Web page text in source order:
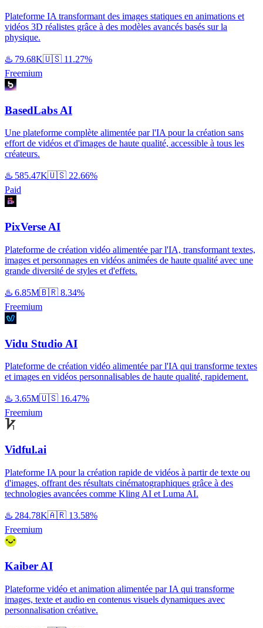
Plateforme IA transformant des images statiques en animations et
vidéos 3D réalistes grâce à des modèles avancés basés sur la
physique.
♨️ 79.68K🇺🇸 11.27%
Freemium
BasedLabs AI
Une plateforme complète alimentée par l'IA pour la création sans
effort de vidéos et d'images de haute qualité, accessible à tous les
créateurs.
♨️ 585.47K🇺🇸 22.66%
Paid
PixVerse AI
Plateforme de création vidéo alimentée par l'IA, transformant textes,
images et personnages en vidéos animées de haute qualité avec une
grande diversité de styles et d'effets.
♨️ 6.85M🇧🇷 8.34%
Freemium
Vidu Studio AI
Plateforme de création vidéo alimentée par l'IA qui transforme textes
et images en vidéos personnalisables de haute qualité, rapidement.
♨️ 3.65M🇺🇸 16.47%
Freemium
Vidful.ai
Plateforme IA pour la création rapide de vidéos à partir de texte ou
d'images, offrant des résultats cinématographiques grâce à des
technologies avancées comme Kling AI et Luma AI.
♨️ 284.78K🇦🇷 13.58%
Freemium
Kaiber AI
Plateforme vidéo et animation alimentée par IA qui transforme
images, texte et audio en contenus visuels dynamiques avec
personnalisation créative.